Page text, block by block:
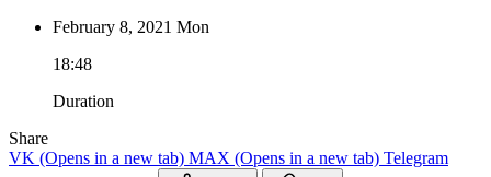
February 8, 2021 Mon
18:48
Duration
Share
VK (Opens in a new tab) MAX (Opens in a new tab) Telegram